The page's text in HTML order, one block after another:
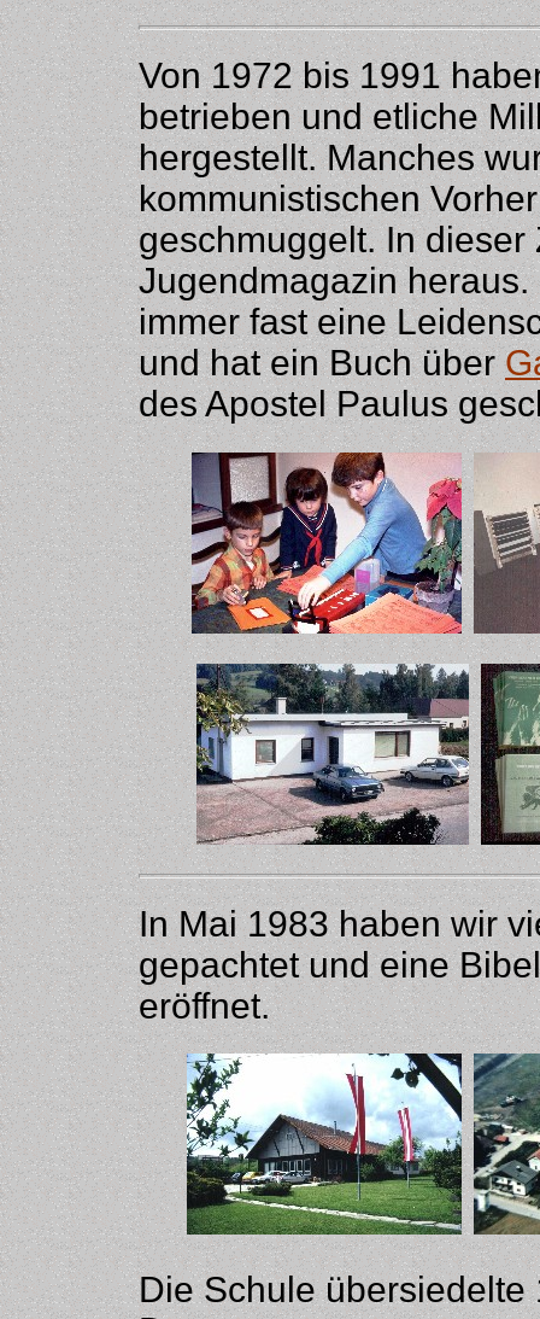
Von 1972 bis 1991
betrieben und etliche
hergestellt. Manches
kommunistischen
geschmuggelt. In dieser
Jugendmagazin
immer fast eine
und hat ein Buch über
des Apostel Paulus
In Mai 1983 haben wir
gepachtet und eine
eröffnet.
Die Schule